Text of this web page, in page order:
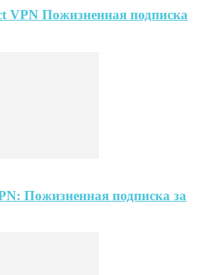
VPN Пожизненная подписка
Пожизненная подписка за